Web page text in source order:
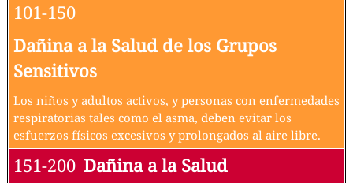
101-150
Dañina a la Salud de los Grupos
Sensitivos
Los niños y adultos activos, y personas con enfermedades
respiratorias tales como el asma, deben evitar los
esfuerzos físicos excesivos y prolongados al aire libre.
151-200 Dañina a la Salud